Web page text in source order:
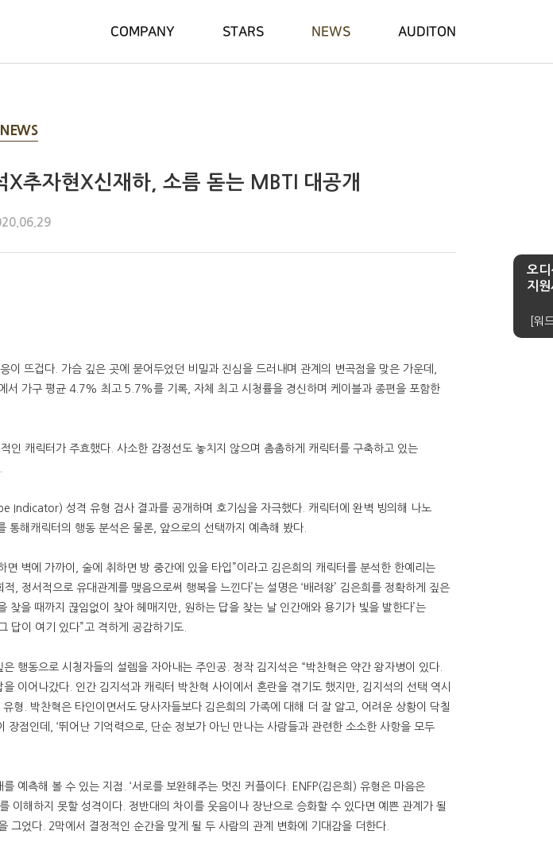
오디
지원
[워
COMPANY STARS NEWS AUDITON
NEWS
추자현X신재하, 소름 돋는 MBTI 대공개
이 뜨겁다. 가슴 깊은 곳에 묻어두었던 비밀과 진심을 드러내며 관계의 변곡점을 맞은 가운데,
서 가구 평균 4.7% 최고 5.7%를 기록, 자체 최고 시청률을 경신하며 케이블과 종편을 포함한
인 캐릭터가 주효했다. 사소한 감정선도 놓치지 않으며 촘촘하게 캐릭터를 구축하고 있는
Indicator) 성격 유형 검사 결과를 공개하며 호기심을 자극했다. 캐릭터에 완벽 빙의해 나노
해캐릭터의 행동 분석은 물론, 앞으로의 선택까지 예측해 봤다.
벽에 가까이, 술에 취하면 방 중간에 있을 타입”이라고 김은희의 캐릭터를 분석한 한예리는
, 정서적으로 유대관계를 맺음으로써 행복을 느낀다’는 설명은 ‘배려왕’ 김은희를 정확하게 짚은
을 때까지 끊임없이 찾아 헤매지만, 원하는 답을 찾는 날 인간애와 용기가 빛을 발한다’는
답이 여기 있다”고 격하게 공감하기도.
행동으로 시청자들의 설렘을 자아내는 주인공. 정작 김지석은 “박찬혁은 약간 왕자병이 있다.
이어나갔다. 인간 김지석과 캐릭터 박찬혁 사이에서 혼란을 겪기도 했지만, 김지석의 선택 역시
형. 박찬혁은 타인이면서도 당사자들보다 김은희의 가족에 대해 더 잘 알고, 어려운 상황이 닥칠
점인데, ‘뛰어난 기억력으로, 단순 정보가 아닌 만나는 사람들과 관련한 소소한 사항을 모두
예측해 볼 수 있는 지점. ‘서로를 보완해주는 멋진 커플이다. ENFP(김은희) 유형은 마음은
이해하지 못할 성격이다. 정반대의 차이를 웃음이나 장난으로 승화할 수 있다면 예쁜 관계가 될
그었다. 2막에서 결정적인 순간을 맞게 될 두 사람의 관계 변화에 기대감을 더한다.